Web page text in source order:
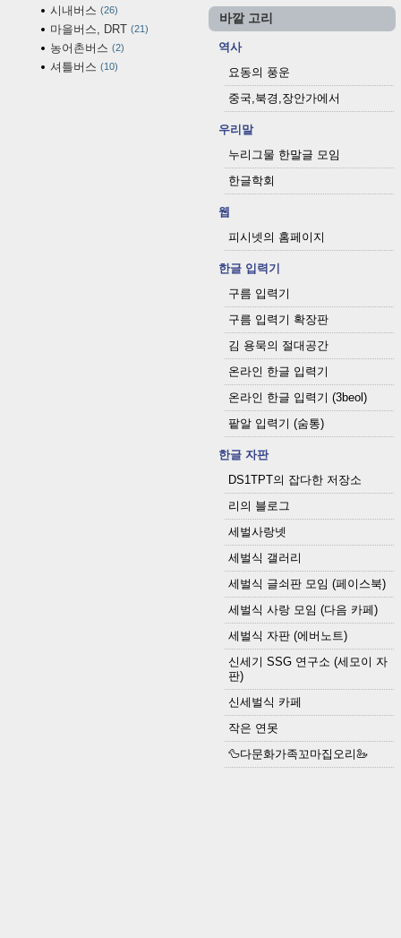
시내버스 26
마을버스, DRT 21
농어촌버스 2
셔틀버스 10
바깥 고리
역사
요동의 풍운
중국,북경,장안가에서
우리말
누리그물 한말글 모임
한글학회
웹
피시넷의 홈페이지
한글 입력기
구름 입력기
구름 입력기 확장판
김 용묵의 절대공간
온라인 한글 입력기
온라인 한글 입력기 (3beol)
팥알 입력기 (숨통)
한글 자판
DS1TPT의 잡다한 저장소
리의 블로그
세벌사랑넷
세벌식 갤러리
세벌식 글쇠판 모임 (페이스북)
세벌식 사랑 모임 (다음 카페)
세벌식 자판 (에버노트)
신세기 SSG 연구소 (세모이 자
판)
신세벌식 카페
작은 연못
🦆다문화가족꼬마집오리🦢